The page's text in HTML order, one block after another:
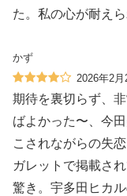
た。私の心が耐え
かず
2026年2月
期待を裏切らず、
ばよかった〜、今
こされながらの失
ガレットで掲載さ
驚き。宇多田ヒカ